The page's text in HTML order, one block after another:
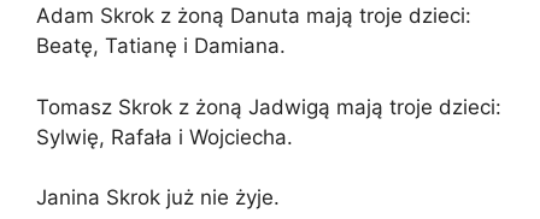
Adam Skrok z żoną Danuta mają troje dzieci:
Beatę, Tatianę i Damiana.
Tomasz Skrok z żoną Jadwigą mają troje dzieci:
Sylwię, Rafała i Wojciecha.
Janina Skrok już nie żyje.